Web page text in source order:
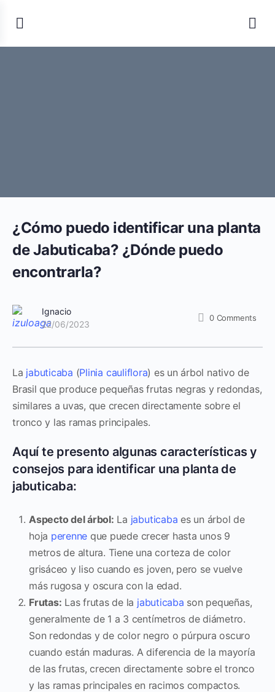
¿Cómo puedo identificar una planta
de Jabuticaba? ¿Dónde puedo
encontrarla?
Ignacio
22/06/2023
0 Comments
La jabuticaba (Plinia cauliflora) es un árbol nativo de
Brasil que produce pequeñas frutas negras y redondas,
similares a uvas, que crecen directamente sobre el
tronco y las ramas principales.
Aquí te presento algunas características y
consejos para identificar una planta de
jabuticaba:
Aspecto del árbol: La jabuticaba es un árbol de
hoja perenne que puede crecer hasta unos 9
metros de altura. Tiene una corteza de color
grisáceo y liso cuando es joven, pero se vuelve
más rugosa y oscura con la edad.
Frutas: Las frutas de la jabuticaba son pequeñas,
generalmente de 1 a 3 centímetros de diámetro.
Son redondas y de color negro o púrpura oscuro
cuando están maduras. A diferencia de la mayoría
de las frutas, crecen directamente sobre el tronco
y las ramas principales en racimos compactos.